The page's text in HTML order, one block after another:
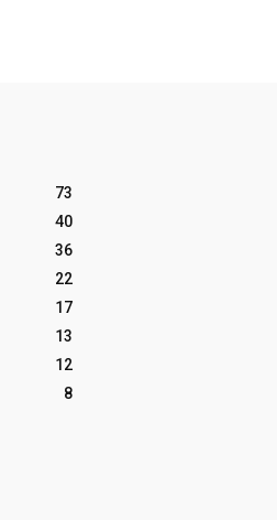
73
40
36
22
17
13
12
8